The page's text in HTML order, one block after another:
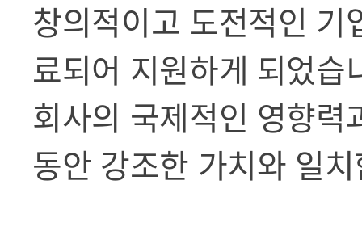
창의적이고 도전적인
료되어 지원하게 되었습
회사의 국제적인 영향
동안 강조한 가치와 일